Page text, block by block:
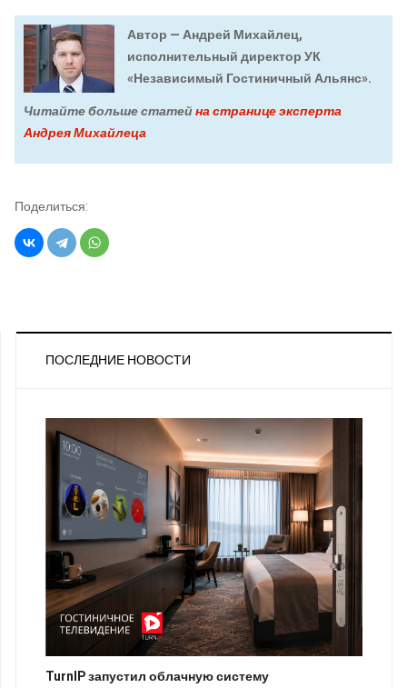
Автор — Андрей Михайлец,
исполнительный директор УК
«Независимый Гостиничный Альянс».
Читайте больше статейна странице эксперта
Андрея Михайлеца
Поделиться:
ПОСЛЕДНИЕ НОВОСТИ
TurnIP запустил облачную систему